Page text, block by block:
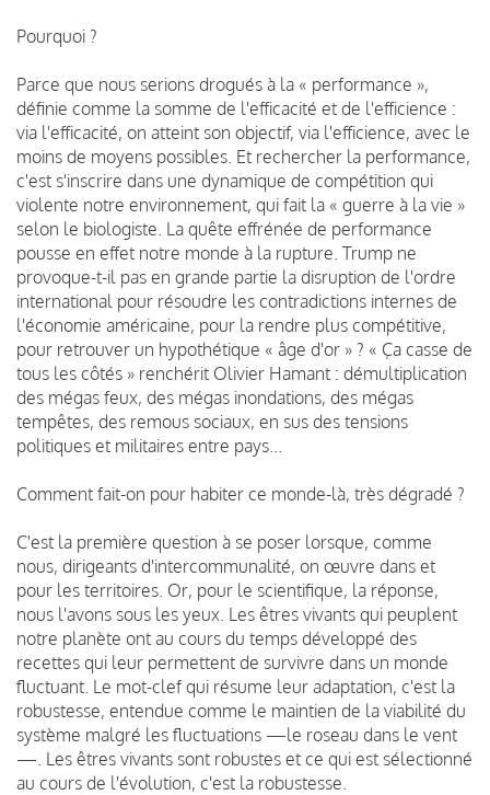
Pourquoi ?
Parce que nous serions drogués à la « performance »,
définie comme la somme de l'efficacité et de l'efficience :
via l'efficacité, on atteint son objectif, via l'efficience, avec le
moins de moyens possibles. Et rechercher la performance,
c'est s'inscrire dans une dynamique de compétition qui
violente notre environnement, qui fait la « guerre à la vie »
selon le biologiste. La quête effrénée de performance
pousse en effet notre monde à la rupture. Trump ne
provoque-t-il pas en grande partie la disruption de l'ordre
international pour résoudre les contradictions internes de
l'économie américaine, pour la rendre plus compétitive,
pour retrouver un hypothétique « âge d'or » ? « Ça casse de
tous les côtés » renchérit Olivier Hamant : démultiplication
des mégas feux, des mégas inondations, des mégas
tempêtes, des remous sociaux, en sus des tensions
politiques et militaires entre pays...
Comment fait-on pour habiter ce monde-là, très dégradé ?
C'est la première question à se poser lorsque, comme
nous, dirigeants d'intercommunalité, on œuvre dans et
pour les territoires. Or, pour le scientifique, la réponse,
nous l'avons sous les yeux. Les êtres vivants qui peuplent
notre planète ont au cours du temps développé des
recettes qui leur permettent de survivre dans un monde
fluctuant. Le mot-clef qui résume leur adaptation, c'est la
robustesse, entendue comme le maintien de la viabilité du
système malgré les fluctuations —le roseau dans le vent
—. Les êtres vivants sont robustes et ce qui est sélectionné
au cours de l'évolution, c'est la robustesse.